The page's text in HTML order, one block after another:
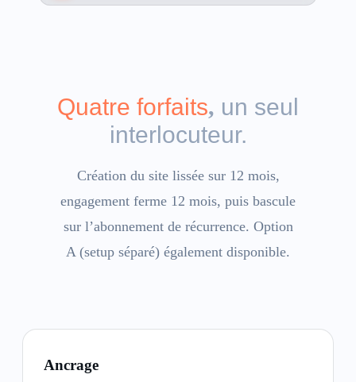
Quatre forfaits, un seul
interlocuteur.
Création du site lissée sur 12 mois,
engagement ferme 12 mois, puis bascule
sur l’abonnement de récurrence. Option
A (setup séparé) également disponible.
Ancrage